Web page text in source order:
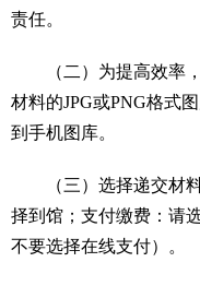
责任。
（二）为提高效率
材料的JPG或PNG格式
到手机图库。
（三）选择递交材
择到馆；支付缴费：请
不要选择在线支付）